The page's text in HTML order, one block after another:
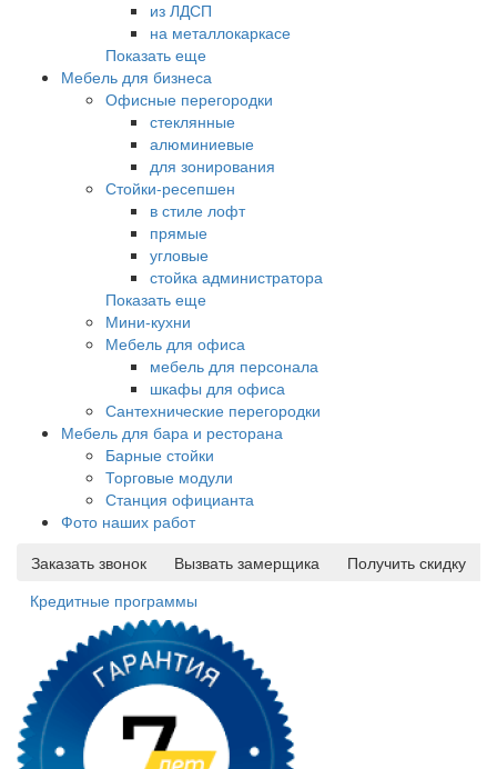
из ЛДСП
на металлокаркасе
Показать еще
Мебель для бизнеса
Офисные перегородки
стеклянные
алюминиевые
для зонирования
Стойки-ресепшен
в стиле лофт
прямые
угловые
стойка администратора
Показать еще
Мини-кухни
Мебель для офиса
мебель для персонала
шкафы для офиса
Сантехнические перегородки
Мебель для бара и ресторана
Барные стойки
Торговые модули
Станция официанта
Фото наших работ
Заказать звонок
Вызвать замерщика
Получить скидку
Кредитные программы